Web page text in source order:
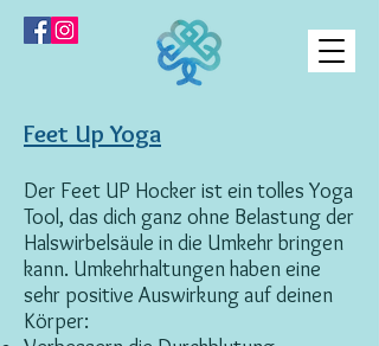
Feet Up Yoga
Der Feet UP Hocker ist ein tolles Yoga
Tool, das dich ganz ohne Belastung der
Halswirbelsäule in die Umkehr bringen
kann. Umkehrhaltungen haben eine
sehr positive Auswirkung auf deinen
Körper: